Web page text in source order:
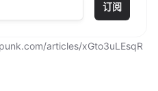
订阅
articles/xGto3uLEsqR